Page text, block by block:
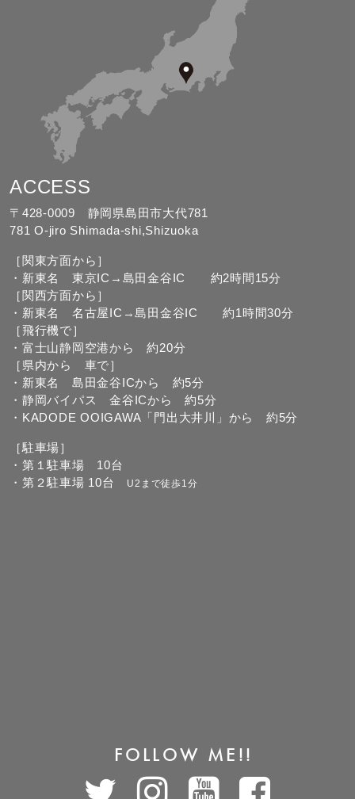
ACCESS
〒428-0009 静岡県島田市大代781
781 O-jiro Shimada-shi,Shizuoka
［関東方面から］
・新東名 東京IC→島田金谷IC 約2時間15分
［関西方面から］
・新東名 名古屋IC→島田金谷IC 約1時間30分
［飛行機で］
・富士山静岡空港から 約20分
［県内から 車で］
・新東名 島田金谷ICから 約5分
・静岡バイパス 金谷ICから 約5分
・KADODE OOIGAWA「門出大井川」から 約5分
［駐車場］
・第１駐車場 10台
・第２駐車場 10台
U2まで徒歩1分
FOLLOW ME!!